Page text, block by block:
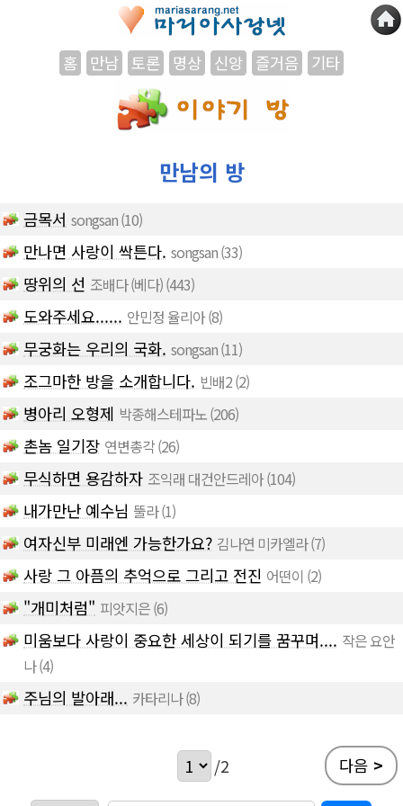
홈 만남 토론 명상 신앙 즐거음 기타
만남의 방
금목서 songsan(10)
만나면 사랑이 싹튼다. songsan(33)
땅위의 선 조배다 (베다)(443)
도와주세요...... 안민정 율리아(8)
무궁화는 우리의 국화. songsan(11)
조그마한 방을 소개합니다. 빈배2(2)
병아리 오형제 박종해스테파노(206)
촌놈 일기장 연변총각(26)
무식하면 용감하자 조익래 대건안드레아(104)
내가만난 예수님 뚤라(1)
여자신부 미래엔 가능한가요? 김나연 미카엘라(7)
사랑 그 아픔의 추억으로 그리고 전진 어떤이 (2)
"개미처럼" 피앗지은(6)
미움보다 사랑이 중요한 세상이 되기를 꿈꾸며.... 작은 요안
나(4)
주님의 발아래... 카타리나(8)
/2 다음 >